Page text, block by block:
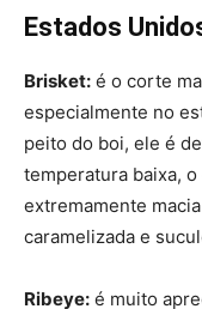
Estados
Brisket: é o corte
especialmente no
peito do boi, ele é
temperatura baixa,
extremamente
caramelizada e
Ribeye: é muito